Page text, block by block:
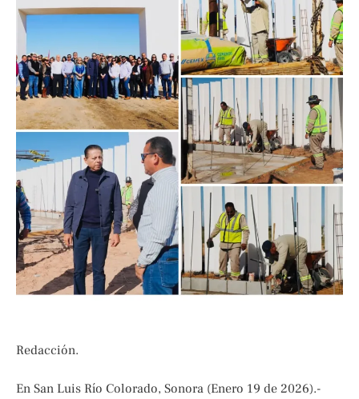
Redacción.
En San Luis Río Colorado, Sonora (Enero 19 de 2026).-